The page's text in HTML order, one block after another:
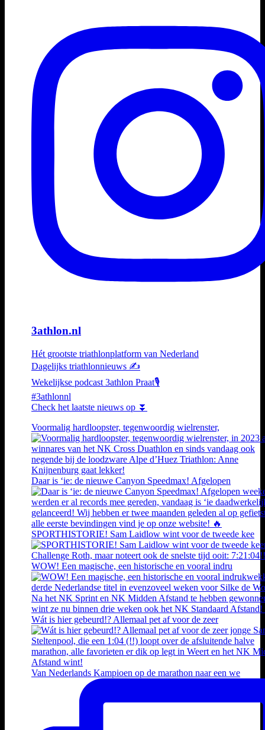
3athlon.nl
Hét grootste triathlonplatform van Nederland
Dagelijks triathlonnieuws ✍️
Wekelijkse podcast 3athlon Praat🎙️
#3athlonnl
Check het laatste nieuws op ⏬
Voormalig hardloopster, tegenwoordig wielrenster,
Daar is ‘ie: de nieuwe Canyon Speedmax! Afgelopen
SPORTHISTORIE! Sam Laidlow wint voor de tweede kee
WOW! Een magische, een historische en vooral indru
Wát is hier gebeurd!? Allemaal pet af voor de zeer
Van Nederlands Kampioen op de marathon naar een we